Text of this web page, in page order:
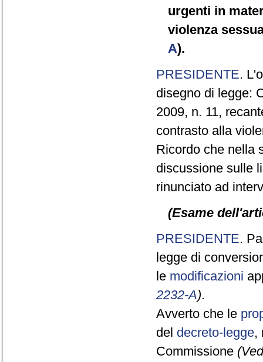
urgenti in
violenza
A).
PRESIDENTE.
disegno di legge:
2009, n. 11,
contrasto alla
Ricordo che nella
discussione sulle
rinunciato ad
(Esame
PRESIDENTE.
legge di
le modificazioni
2232-A).
Avverto che le
del decreto-legge,
Commissione